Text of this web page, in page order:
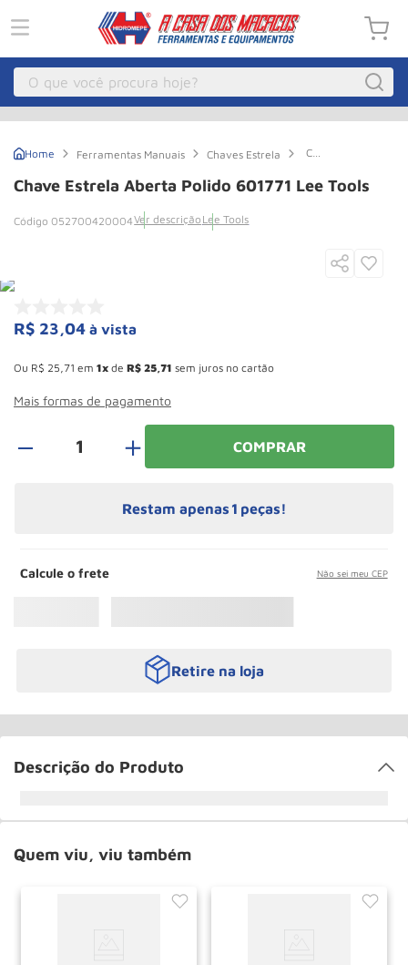
O que você procura hoje?
Ferramentas Manuais Chaves Estrela
Chave
Aberta
Polido
Chave Estrela Aberta Polido 601771 Lee Tools
052700420004Ver descrição Lee Tools
R$ 23,04 à vista
Ou R$ 25 71 em 1 de R$ 25 71 sem juros no cartão
Mais formas de pagamento
＋ COMPRAR
Restam apenas 1 peças!
Calcule o frete Não sei meu CEP
Retire na loja
Descrição do Produto
Quem viu, viu também
º Macaco Hidraulico
4º Talha Eletrica
7 Macaco